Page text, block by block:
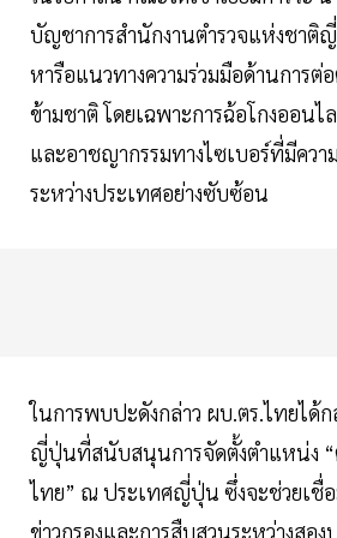
บัญชาการสำนักงานตำรวจแห่งชาติ
หารือแนวทางความร่วมมือด้านการต่
ข้ามชาติ โดยเฉพาะการฉ้อโกงออน
และอาชญากรรมทางไซเบอร์ที่มีควา
ระหว่างประเทศอย่างซับซ้อน
ในการพบปะดังกล่าว ผบ.ตร.ไทยได้
ญี่ปุ่นที่สนับสนุนการจัดตั้งตำแหน่ง “
ไทย” ณ ประเทศญี่ปุ่น ซึ่งจะช่วยเชื่อ
ข่าวกรองและการสืบสวนระหว่างสอง